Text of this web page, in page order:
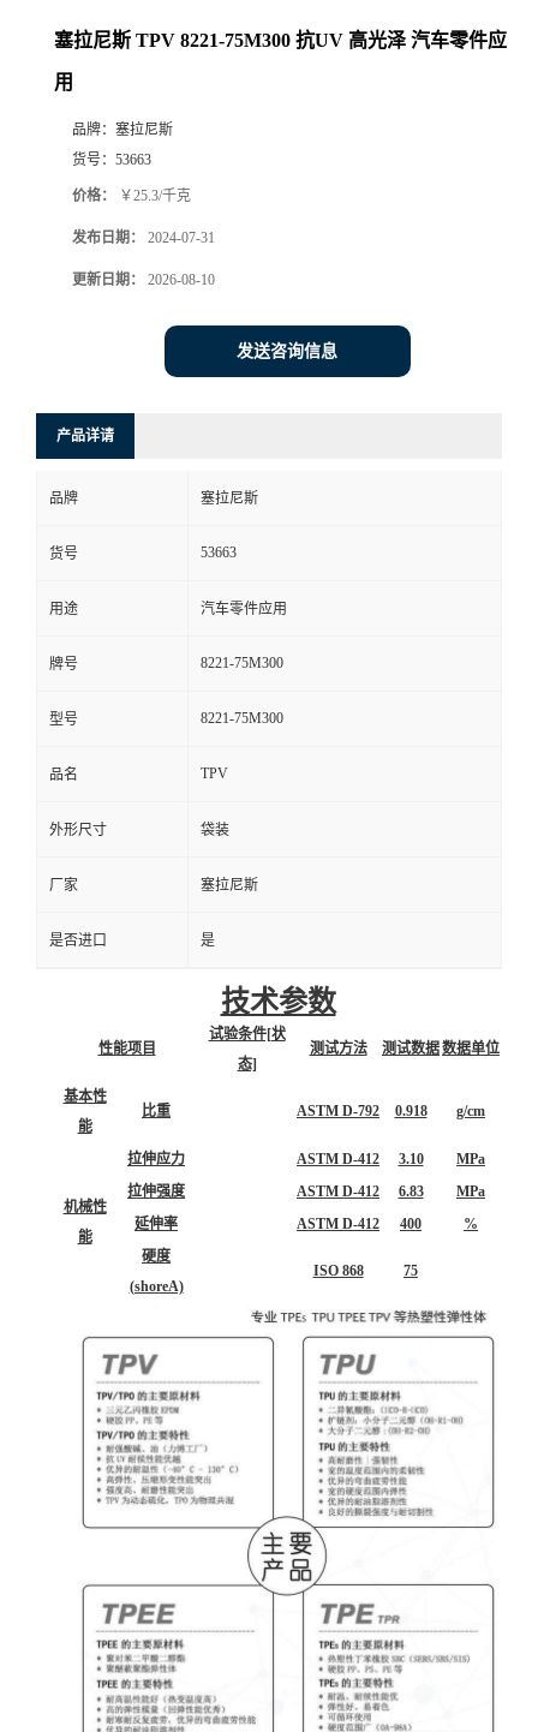
塞拉尼斯 TPV 8221-75M300 抗UV 高光泽 汽车零件应
用
品牌： 塞拉尼斯
货号： 53663
价格： ￥25.3/千克
发布日期： 2024-07-31
更新日期： 2026-08-10
发送咨询信息
产品详请
品牌 塞拉尼斯
货号 53663
用途 汽车零件应用
牌号 8221-75M300
型号 8221-75M300
品名 TPV
外形尺寸 袋装
厂家 塞拉尼斯
是否进口 是
技术参数
性能项目
试验条件[状
态]
测试方法 测试数据数据单位
基本性
能
比重 ASTM D-792 0.918 g/cm
机械性
能
拉伸应力 ASTM D-412 3.10
MPa
拉伸强度
ASTM D-412 6.83
MPa
延伸率
ASTM D-412 400
%
硬度
(shoreA)
ISO 868 75